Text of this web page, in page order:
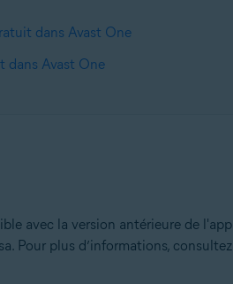
dans Avast One
dans Avast One
avec la version antérieure de
Pour plus d’informations,